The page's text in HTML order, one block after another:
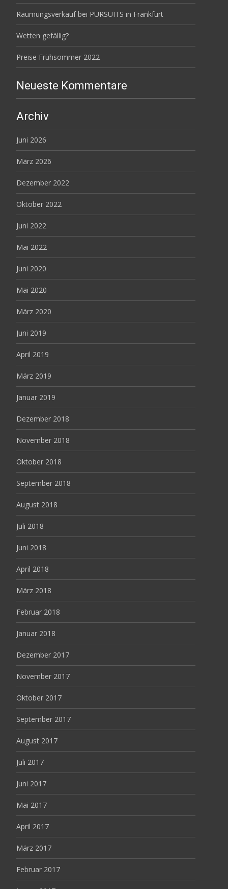
Räumungsverkauf bei PURSUITS in Frankfurt
Wetten gefällig?
Preise Frühsommer 2022
Neueste Kommentare
Archiv
Juni 2026
März 2026
Dezember 2022
Oktober 2022
Juni 2022
Mai 2022
Juni 2020
Mai 2020
März 2020
Juni 2019
April 2019
März 2019
Januar 2019
Dezember 2018
November 2018
Oktober 2018
September 2018
August 2018
Juli 2018
Juni 2018
April 2018
März 2018
Februar 2018
Januar 2018
Dezember 2017
November 2017
Oktober 2017
September 2017
August 2017
Juli 2017
Juni 2017
Mai 2017
April 2017
März 2017
Februar 2017